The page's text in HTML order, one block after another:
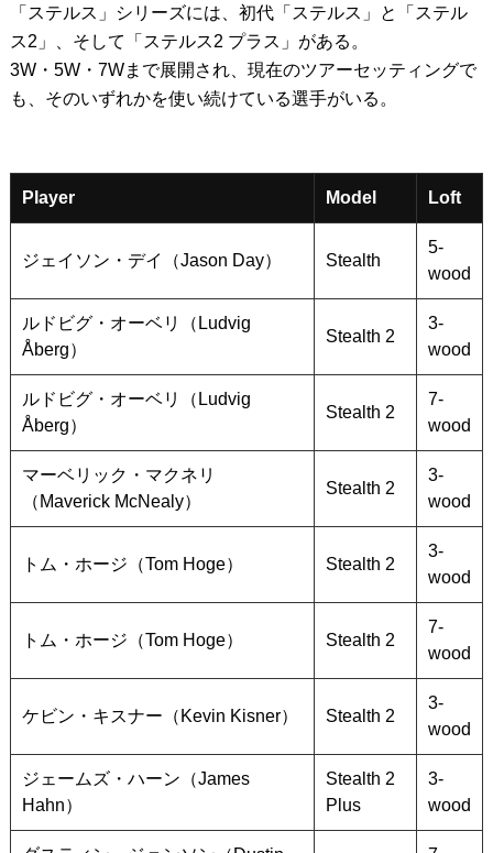
「ステルス」シリーズには、初代「ステルス」と「ステル
ス2」、そして「ステルス2 プラス」がある。
3W・5W・7Wまで展開され、現在のツアーセッティングで
も、そのいずれかを使い続けている選手がいる。
Player Model Loft
ジェイソン・デイ（Jason Day） Stealth
5-
wood
ルドビグ・オーベリ（Ludvig
Åberg）
Stealth 2
3-
wood
ルドビグ・オーベリ（Ludvig
Åberg）
Stealth 2
7-
wood
マーベリック・マクネリ
（Maverick McNealy）
Stealth 2
3-
wood
トム・ホージ（Tom Hoge） Stealth 2
3-
wood
トム・ホージ（Tom Hoge） Stealth 2
7-
wood
ケビン・キスナー（Kevin Kisner） Stealth 2
3-
wood
ジェームズ・ハーン（James
Hahn）
Stealth 2
Plus
3-
wood